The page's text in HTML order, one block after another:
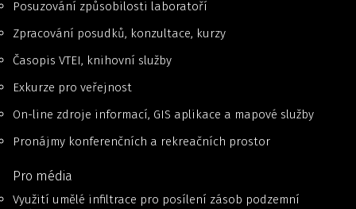
Posuzování způsobilosti laboratoří
Zpracování posudků, konzultace, kurzy
Časopis VTEI, knihovní služby
Exkurze pro veřejnost
On-line zdroje informací, GIS aplikace a mapové služby
Pronájmy konferenčních a rekreačních prostor
Pro média
Využití umělé infiltrace pro posílení zásob podzemní